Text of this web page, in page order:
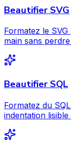
Beautifier SVG
Formatez le
main sans
Beautifier SQL
Formatez du
indentation